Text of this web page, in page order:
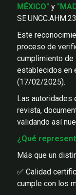
MÉXICO" y
Este
proceso de
cumplimiento
establecidos en
(17/02/2025).
Las autoridades
revista,
validando así
¿Qué
Más que un
✅ Calidad
cumple con los